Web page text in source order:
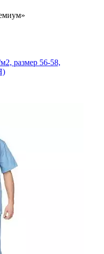
размер 56-58,